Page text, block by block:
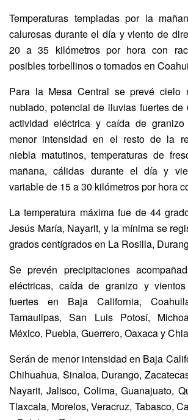
Temperaturas templadas por la
calurosas durante el día y viento de
20 a 35 kilómetros por hora con
posibles torbellinos o tornados en
Para la Mesa Central se prevé cielo
nublado, potencial de lluvias fuertes de
actividad eléctrica y caída de
menor intensidad en el resto de la
niebla matutinos, temperaturas de
mañana, cálidas durante el día y
variable de 15 a 30 kilómetros por hora
La temperatura máxima fue de 44
Jesús María, Nayarit, y la mínima se
grados centígrados en La Rosilla,
Se prevén precipitaciones
eléctricas, caída de granizo y
fuertes en Baja California,
Tamaulipas, San Luis Potosí,
México, Puebla, Guerrero, Oaxaca y
Serán de menor intensidad en Baja
Chihuahua, Sinaloa, Durango,
Nayarit, Jalisco, Colima, Guanajuato,
Tlaxcala, Morelos, Veracruz, Tabasco,